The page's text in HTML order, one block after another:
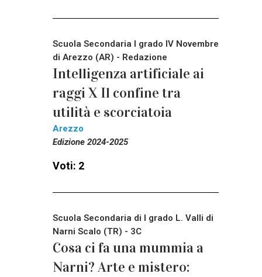
Scuola Secondaria I grado IV Novembre
di Arezzo (AR) - Redazione
Intelligenza artificiale ai
raggi X Il confine tra
utilità e scorciatoia
Arezzo
Edizione 2024-2025
Voti: 2
Scuola Secondaria di I grado L. Valli di
Narni Scalo (TR) - 3C
Cosa ci fa una mummia a
Narni? Arte e mistero: